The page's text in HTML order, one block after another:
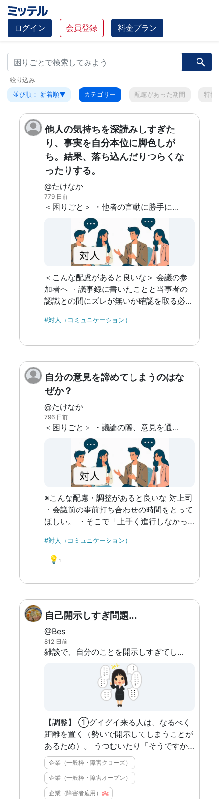
ログイン 会員登録 料金プラン
絞り込み
並び順： 新着順▼
カテゴリー 配慮があった期間 特徴
他人の気持ちを深読みしすぎた
り、事実を自分本位に脚色しが
ち。結果、落ち込んだりつらくな
ったりする。
@たけなか
779 日前
＜困りごと＞ ・他者の言動に勝手に含みを感じて、勝手に自分を責めてツライ気持ちになる。 （例）相手が普段よりもの静か＝自分が何かしたせいで元気がないか、もしくは怒ってるんだな…など ・議事録が周囲の認識とずれる。その結果、判断ミスのもとになったり周りから不信感や不満感をもたれる。 例）「あの結論の『調整』というのは『進める』意味の調整でしたよね？」「いや、話の流れ的に『ストップ』の意味だったよ。」など ＜予想される原因＞ ・他人の言動を深読みするのは、自分の行動の理由を他人のせいにできて、そうすると気持ちが楽だと感じているから。 ・また、相手の考えは自分と一緒だと思い込んでいて相手の気持ちが分かっていると思っているから。 ・自分と結び付けるとネガティブになる。 ・議事録がずれるのは、事実よりも事実から連想されたことに引っ張られているから。 ・自分の立場を保ったまま議事録を書いているので偏ってしまう。
＜こんな配慮があると良いな＞ 会議の参
加者へ ・議事録に書いたことと当事者の
認識との間にズレが無いか確認を取る必要
間をとってもらうことを了承してもらいた
を取る必要がある場合、一人ではなく二人
で参加したりヘルプに入るなどの人的コス
トを割いてほしい。
#対人（コミュニケーション）
自分の意見を諦めてしまうのはな
ぜか？
@たけなか
796 日前
＜困りごと＞ ・議論の際、意見を通せない。反対されるとすぐに折れてしまう。 ↓ 一緒に準備してくれたチームからがっかりされる。私も良い気持ちではないし悔しい。 自分のやりたいことが無くなっていく。 一貫性がない、自信がないように思われるのではないかと不安を感じる。 ＜事例＞ ・会議で提案した際、却下の意を呈されてすぐに案を取り下げてしまった。あとから上司に「あんなに時間をかけて考えたのに、自分も賛成したから部署としての企画なのに、担当者がなぜ粘らないんだ。」と言われた。大学生の時も教授から簡単に引っ込むな、と言われた。 ・行き先や食べたいものが複数案でたら相手に譲ってしまう。じゃんけんで勝ったとしても譲ってしまう。 ＜予想する原因＞ ・過去のトラウマから、仕事を私物化し「反対に従うので加害しないで」と自分の身を守ろうとしている。 ・相手を不快に思わせないように反対する言い方が分かっていない。相手に嫌がられたくない。 ・そもそも自分の意見には価値がないのでスルーされてしかるべきと思いこんでいる。
※こんな配慮・調整があると良いな 対上司
・会議前の事前打ち合わせの時間をとって
ほしい。 ・そこで「上手く進行しなかっ
をしてほしい。 ・パニックになって意見
をひっこめそうになったら「誰のための意
#対人（コミュニケーション）
💡 1
自己開示しすぎ問題...
@Bes
812 日前
雑談で、自分のことを開示しすぎてしまう。 言いたくないことを秘密にできない。
【調整】 ①グイグイ来る人は、なるべく
距離を置く（勢いで開示してしまうことが
あるため）。 うつむいたり「そうですか
ねえ」などつまらない返答しか返さない
と、向こうから離れていく。 どうしても
対処が難しくなった場合は、上司に相談し
て接触を減らしてもらう（席替え、仕事を
企業（一般枠・障害クローズ）
企業（一般枠・障害オープン）
企業（障害者雇用）